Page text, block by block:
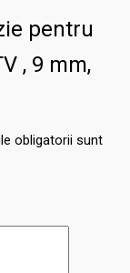
pentru
, 9 mm,
obligatorii sunt